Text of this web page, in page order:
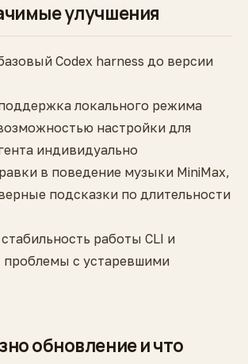
улучшения
Codex harness до версии
локального режима
настройки для
индивидуально
в поведение музыки MiniMax,
подсказки по длительности
работы CLI и
проблемы с устаревшими
обновление и что